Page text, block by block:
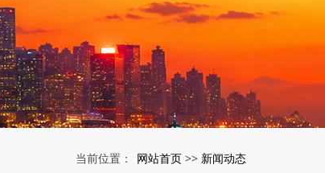
当前位置： 网站首页 >> 新闻动态